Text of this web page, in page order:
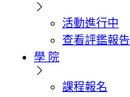
活動進行中
查看評鑑報告
學 院
課程報名